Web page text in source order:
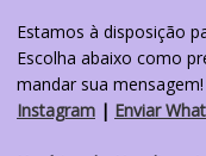
Estamos à disposição
Escolha abaixo como
mandar sua mensagem!
Instagram | Enviar